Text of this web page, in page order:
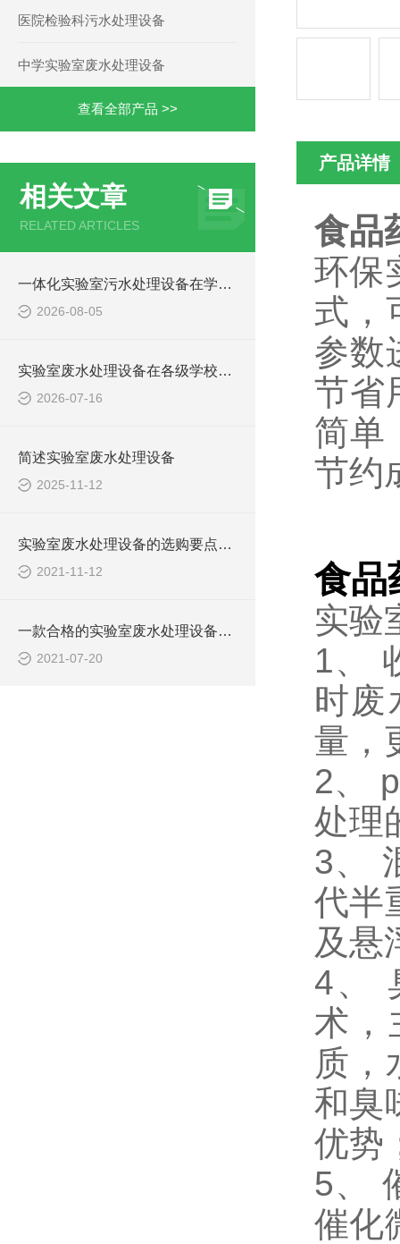
医院检验科污水处理设备
中学实验室废水处理设备
查看全部产品 >>
相关文章
RELATED ARTICLES
一体化实验室污水处理设备在学校化学实验室的应用
2026-08-05
实验室废水处理设备在各级学校的应用
2026-07-16
简述实验室废水处理设备
2025-11-12
实验室废水处理设备的选购要点，你知道多少？
2021-11-12
一款合格的实验室废水处理设备有哪些性能要求和组成结构？
2021-07-20
产品详情
食品
环保
式，
参数
节省
简单
节约
食品
实验
1、
时
量，
2、
处理
3、
代半
及悬
4、
术，
质，
和臭
优势
5、
催化